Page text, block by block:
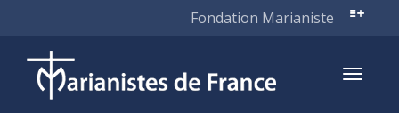
Fondation Marianiste